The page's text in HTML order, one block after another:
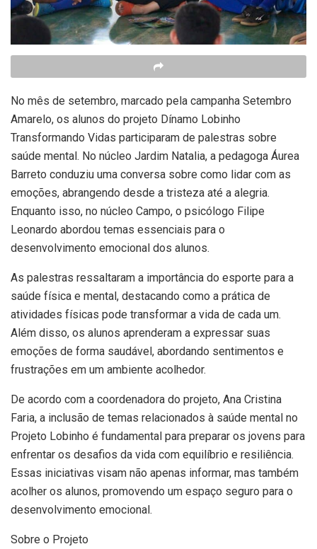
No mês de setembro, marcado pela campanha Setembro
Amarelo, os alunos do projeto Dínamo Lobinho
Transformando Vidas participaram de palestras sobre
saúde mental. No núcleo Jardim Natalia, a pedagoga Áurea
Barreto conduziu uma conversa sobre como lidar com as
emoções, abrangendo desde a tristeza até a alegria.
Enquanto isso, no núcleo Campo, o psicólogo Filipe
Leonardo abordou temas essenciais para o
desenvolvimento emocional dos alunos.
As palestras ressaltaram a importância do esporte para a
saúde física e mental, destacando como a prática de
atividades físicas pode transformar a vida de cada um.
Além disso, os alunos aprenderam a expressar suas
emoções de forma saudável, abordando sentimentos e
frustrações em um ambiente acolhedor.
De acordo com a coordenadora do projeto, Ana Cristina
Faria, a inclusão de temas relacionados à saúde mental no
Projeto Lobinho é fundamental para preparar os jovens para
enfrentar os desafios da vida com equilíbrio e resiliência.
Essas iniciativas visam não apenas informar, mas também
acolher os alunos, promovendo um espaço seguro para o
desenvolvimento emocional.
Sobre o Projeto